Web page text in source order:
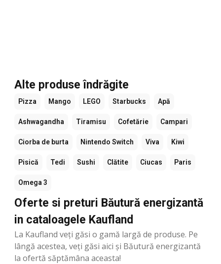
Alte produse îndrăgite
Pizza Mango LEGO Starbucks Apă
Ashwagandha Tiramisu Cofetărie Campari
Ciorba de burta Nintendo Switch Viva Kiwi
Pisică Tedi Sushi Clătite Ciucas Paris
Omega 3
Oferte si preturi Băutură energizantă
in cataloagele Kaufland
La Kaufland veți găsi o gamă largă de produse. Pe
lângă acestea, veți găsi aici și Băutură energizantă
la ofertă săptămâna aceasta!